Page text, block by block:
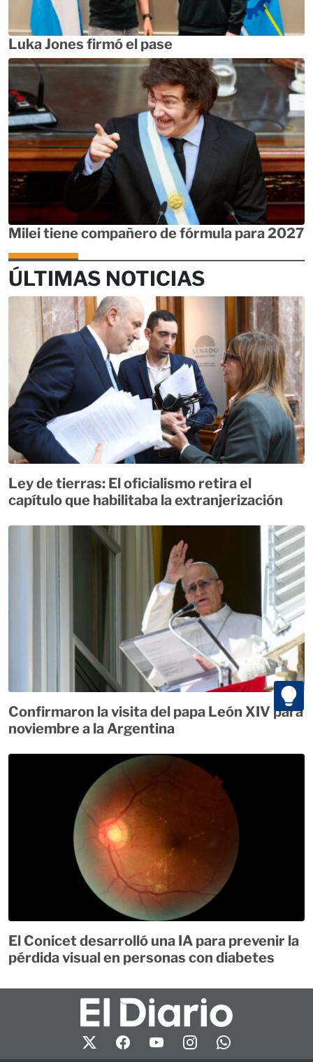
Luka Jones firmó el pase
Milei tiene compañero de fórmula para 2027
ÚLTIMAS NOTICIAS
Ley de tierras: El oficialismo retira el
capítulo que habilitaba la extranjerización
Confirmaron la visita del papa León XIV para
noviembre a la Argentina
El Conicet desarrolló una IA para prevenir la
pérdida visual en personas con diabetes